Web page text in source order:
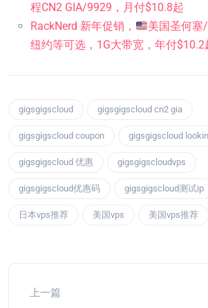
程CN2 GIA/9929，月付$10.8起
RackNerd 新年促销，
美国圣何
纽约等可选，1G大带宽，年付$10.2
gigsgigscloud gigsgigscloud cn2 gia
gigsgigscloud coupon gigsgigscloud
gigsgigscloud 优惠 gigsgigscloudvps
gigsgigscloud优惠码 gigsgigscloud测试ip
日本vps推荐 美国vps 美国vps推荐
上一篇